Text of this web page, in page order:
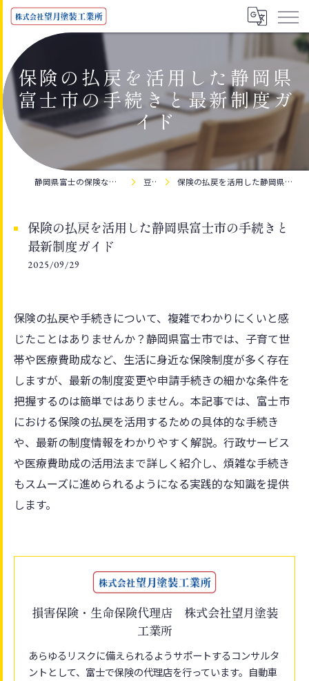
保険の払戻を活用した静岡県
富士市の手続きと最新制度ガ
イド
静岡県富士の保険なら株式会社望月塗装工業所 豆知識 保険の払戻を活用した静岡県富士市の手続きと最新制度ガイド
保険の払戻を活用した静岡県富士市の手続きと
最新制度ガイド
2025/09/29
保険の払戻や手続きについて、複雑でわかりにくいと感
じたことはありませんか？静岡県富士市では、子育て世
帯や医療費助成など、生活に身近な保険制度が多く存在
しますが、最新の制度変更や申請手続きの細かな条件を
把握するのは簡単ではありません。本記事では、富士市
における保険の払戻を活用するための具体的な手続き
や、最新の制度情報をわかりやすく解説。行政サービス
や医療費助成の活用法まで詳しく紹介し、煩雑な手続き
もスムーズに進められるようになる実践的な知識を提供
します。
損害保険・生命保険代理店 株式会社望月塗装
工業所
あらゆるリスクに備えられるようサポートするコンサルタ
ントとして、富士で保険の代理店を行っています。自動車